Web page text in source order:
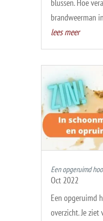
blussen. Hoe
brandweerman
lees meer
Een opgeruimd
Oct 2022
Een opgeruimd
overzicht. Je